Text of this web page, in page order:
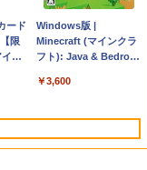
限
ソ
ン
テ
FMV ノートパソコン
WE1-K3 (MS 365
Personal/Copilotキー
型/Core i5/16GB/SSD
FMVWK3E15W_AZ
￥139,880
ード
限
テ
】
Windows版 |
Minecraft (マインクラ
フト): Java & Bedrock
ード版
￥3,600